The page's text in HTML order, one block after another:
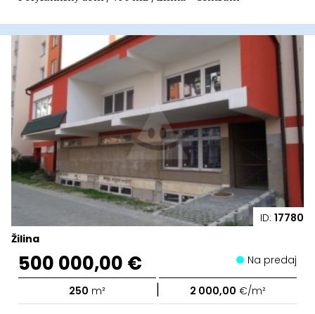
ID: 17780
Žilina
500 000,00 € Na predaj
250 m² | 2 000,00 €/m²